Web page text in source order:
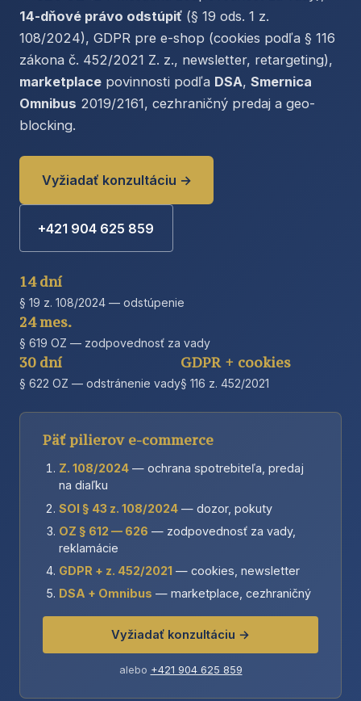
14-dňové právo odstúpiť (§ 19 ods. 1 z.
108/2024), GDPR pre e-shop (cookies podľa § 116
zákona č. 452/2021 Z. z., newsletter, retargeting),
marketplace povinnosti podľa DSA, Smernica
Omnibus 2019/2161, cezhraničný predaj a geo-
blocking.
Vyžiadať konzultáciu →
+421 904 625 859
14 dní
§ 19 z. 108/2024 — odstúpenie
24 mes.
§ 619 OZ — zodpovednosť za vady
30 dní
§ 622 OZ — odstránenie vady
GDPR + cookies
§ 116 z. 452/2021
Päť pilierov e-commerce
Z. 108/2024 — ochrana spotrebiteľa, predaj
na diaľku
SOI § 43 z. 108/2024 — dozor, pokuty
OZ § 612 — 626 — zodpovednosť za vady,
reklamácie
GDPR + z. 452/2021 — cookies, newsletter
DSA + Omnibus — marketplace, cezhraničný
Vyžiadať konzultáciu →
alebo +421 904 625 859